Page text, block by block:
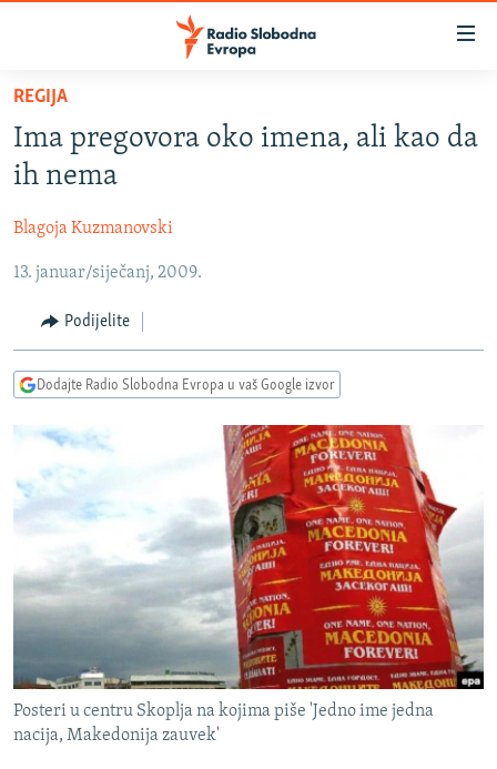
Pređite
glavni
sadržaj
na
navigaciju
Pređite
pretragu
BOSNA I HERCEGOVINA
KOSOVO
CRNA GORA
VIZUELNO
FOTOGALERIJE
INFOGRAFIKE
PODCASTI
RAT U UKRAJINI
KINA NA BALKANU
RSE PRIČE IZ SVIJETA
ISPRIČAJ MI
DNEVNO@RSE
SPECIJALI RSE
VIŠE OD NASLOVA
GENOCID U SREBRENICI
POPLAVE I KLIZIŠTA U BIH 2024.
REGIJA
Ima pregovora oko imena, ali kao da
ih nema
Blagoja Kuzmanovski
13. januar/siječanj, 2009.
Podijelite
Dodajte Radio Slobodna Evropa u vaš Google izvor
Posteri u centru Skoplja na kojima piše 'Jedno ime jedna
nacija, Makedonija zauvek'